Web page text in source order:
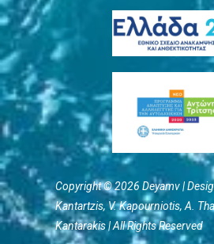
Copyright © 2026 Deyamv |
Kantartzis, V. Kapourniotis, Α.
Kantarakis | All Rights Reserved